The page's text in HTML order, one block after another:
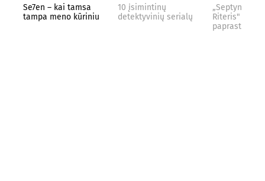
Se7en – kai tamsa
tampa meno kūriniu
10 įsimintinų
detektyvinių serialų
„Septynių
Riteris" – kai
paprastumas